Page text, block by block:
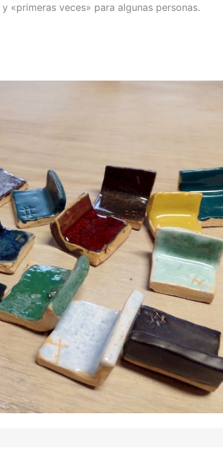
«primeras veces» para algunas personas.